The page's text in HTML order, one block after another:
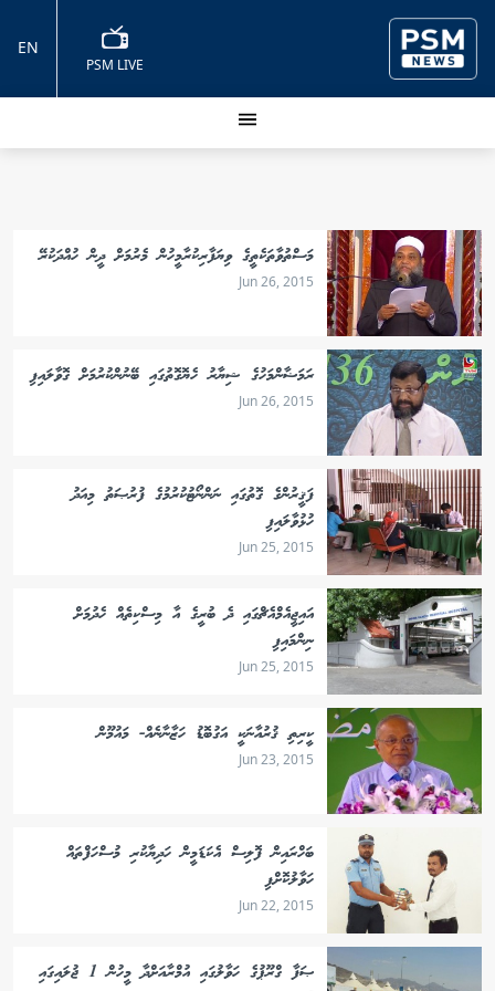
PSM LIVE
EN
މަސްތުވާތަކެތީގެ ވިޔަފާރިކުރާމީހުން މެރުމަށް ދީން ހުއްދަކުރޭ
Jun 26, 2015
ރަމަޟާންމަހުގެ ޝިޔާރު ހެޔޮގޮތުގައި ބޭނުންކުރުމަށް ގޮވާލައިފި
Jun 26, 2015
ފަޤީރުންގެ ގޮތުގައި ނަންނޯޓުކުރުމުގެ ފުރުޞަތު މިއަދު
ހުޅުވާލައިފި
Jun 25, 2015
އައިޖީއެމްއެޗްގައި ދެ ބުރީގެ އާ މިސްކިތެއް ހެދުމަށް
ނިންމައިފި
Jun 25, 2015
ކީރިތި ޤުރުއާނަކީ އަގުބޮޑު ހަޒާނާނެއް- މައުމޫން
Jun 23, 2015
ބަހްރައިން ފޮލިސް އެކަޑަމީން ހަދިޔާކުރި މުސްހަފްތައް
ހަވާލުކޮށްފި
Jun 22, 2015
ޞަފާ ގްރޫޕުގެ ހަވާލުގައި އުމްރާއަށްދާ މީހުން 1 ޖުލައިގައި